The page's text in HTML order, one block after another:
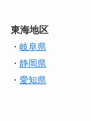
東海地区
・ 岐阜県
・ 静岡県
・ 愛知県